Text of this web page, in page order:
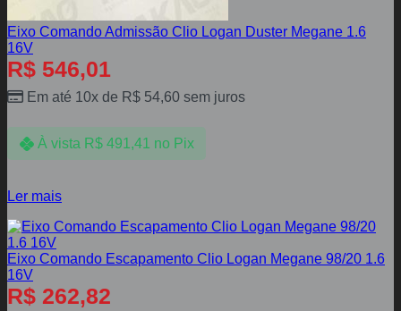
Eixo Comando Admissão Clio Logan Duster Megane 1.6
16V
R$ 546,01
Em até 10x de R$ 54,60 sem juros
À vista R$491,41 no Pix
Ler mais
Eixo Comando Escapamento Clio Logan Megane 98/20 1.6
16V
R$ 262,82